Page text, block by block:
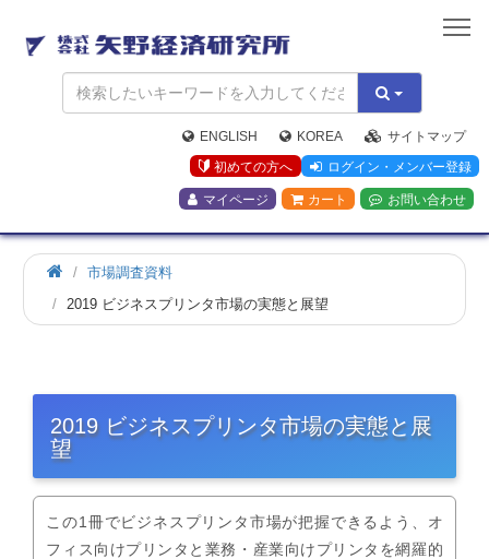
矢
野
経
済
研
究
所
ENGLISH KOREA
サイトマップ
初めての方へ
ログイン・メンバー登録
マイページ カート お問い合わせ
市場調査資料
2019 ビジネスプリンタ市場の実態と展望
2019 ビジネスプリンタ市場の実態と展
望
この1冊でビジネスプリンタ市場が把握できるよう、オ
フィス向けプリンタと業務・産業向けプリンタを網羅的